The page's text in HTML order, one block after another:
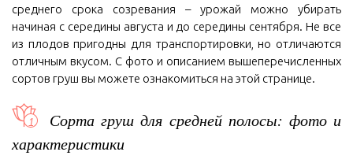
среднего срока созревания – урожай можно убирать
начиная с середины августа и до середины сентября. Не все
из плодов пригодны для транспортировки, но отличаются
отличным вкусом. С фото и описанием вышеперечисленных
сортов груш вы можете ознакомиться на этой странице.
Сорта груш для средней полосы: фото и
характеристики